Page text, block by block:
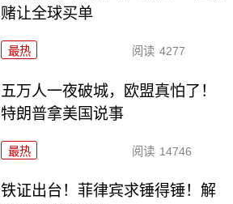
赌让全球买单
最热 阅读 4277
五万人一夜破城，欧盟真怕了！
特朗普拿美国说事
最热 阅读 14746
铁证出台！菲律宾求锤得锤！解